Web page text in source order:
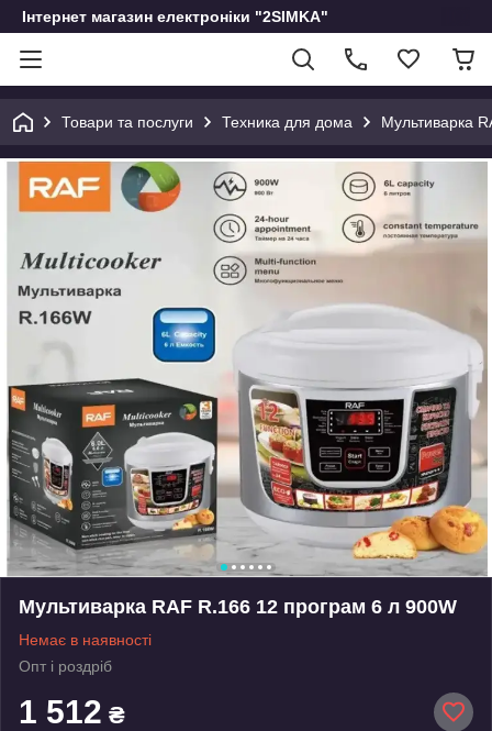
Інтернет магазин електроніки "2SIMKA"
Товари та послуги Техника для дома Мультиварка
Мультиварка RAF R.166 12 програм 6 л 900W
Немає в наявності
Опт і роздріб
1 512 ₴